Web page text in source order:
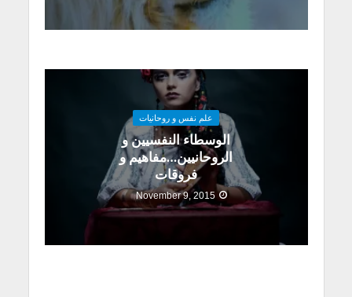
علم نفس و روحانيات
الوسطاء النفسيين و
الروحانيين…مفاهيم و
فروقات
November 9, 2015